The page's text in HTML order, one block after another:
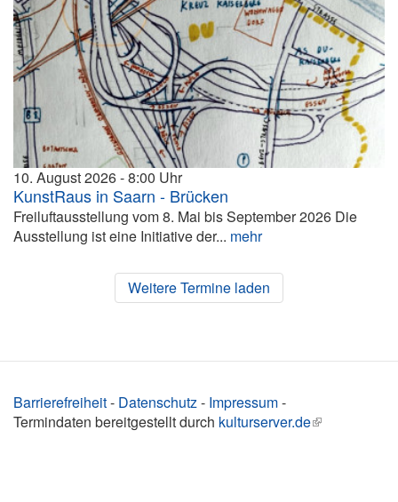
10. August 2026 8:00
KunstRaus in Saarn - Brücken
Freiluftausstellung vom 8. Mai bis September 2026 Die
Ausstellung ist eine Initiative der... mehr
Weitere Termine laden
Barrierefreiheit- Datenschutz - Impressum-
Termindaten bereitgestellt durch kulturserver.de